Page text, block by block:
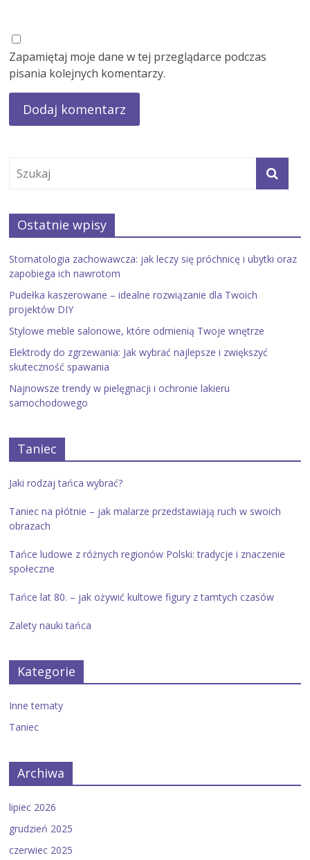
Zapamiętaj moje dane w tej przeglądarce podczas
pisania kolejnych komentarzy.
Ostatnie wpisy
Stomatologia zachowawcza: jak leczy się próchnicę i ubytki oraz
zapobiega ich nawrotom
Pudełka kaszerowane – idealne rozwiązanie dla Twoich
projektów DIY
Stylowe meble salonowe, które odmienią Twoje wnętrze
Elektrody do zgrzewania: Jak wybrać najlepsze i zwiększyć
skuteczność spawania
Najnowsze trendy w pielęgnacji i ochronie lakieru
samochodowego
Taniec
Jaki rodzaj tańca wybrać?
Taniec na płótnie – jak malarze przedstawiają ruch w swoich
obrazach
Tańce ludowe z różnych regionów Polski: tradycje i znaczenie
społeczne
Tańce lat 80. – jak ożywić kultowe figury z tamtych czasów
Zalety nauki tańca
Kategorie
Inne tematy
Taniec
Archiwa
lipiec 2026
grudzień 2025
czerwiec 2025